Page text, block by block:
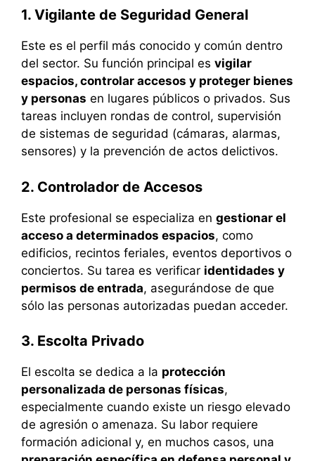
1. Vigilante de Seguridad General
Este es el perfil más conocido y común dentro
del sector. Su función principal es vigilar
espacios, controlar accesos y proteger bienes
y personas en lugares públicos o privados. Sus
tareas incluyen rondas de control, supervisión
de sistemas de seguridad (cámaras, alarmas,
sensores) y la prevención de actos delictivos.
2. Controlador de Accesos
Este profesional se especializa en gestionar el
acceso a determinados espacios, como
edificios, recintos feriales, eventos deportivos o
conciertos. Su tarea es verificar identidades y
permisos de entrada, asegurándose de que
sólo las personas autorizadas puedan acceder.
3. Escolta Privado
El escolta se dedica a la protección
personalizada de personas físicas,
especialmente cuando existe un riesgo elevado
de agresión o amenaza. Su labor requiere
formación adicional y, en muchos casos, una